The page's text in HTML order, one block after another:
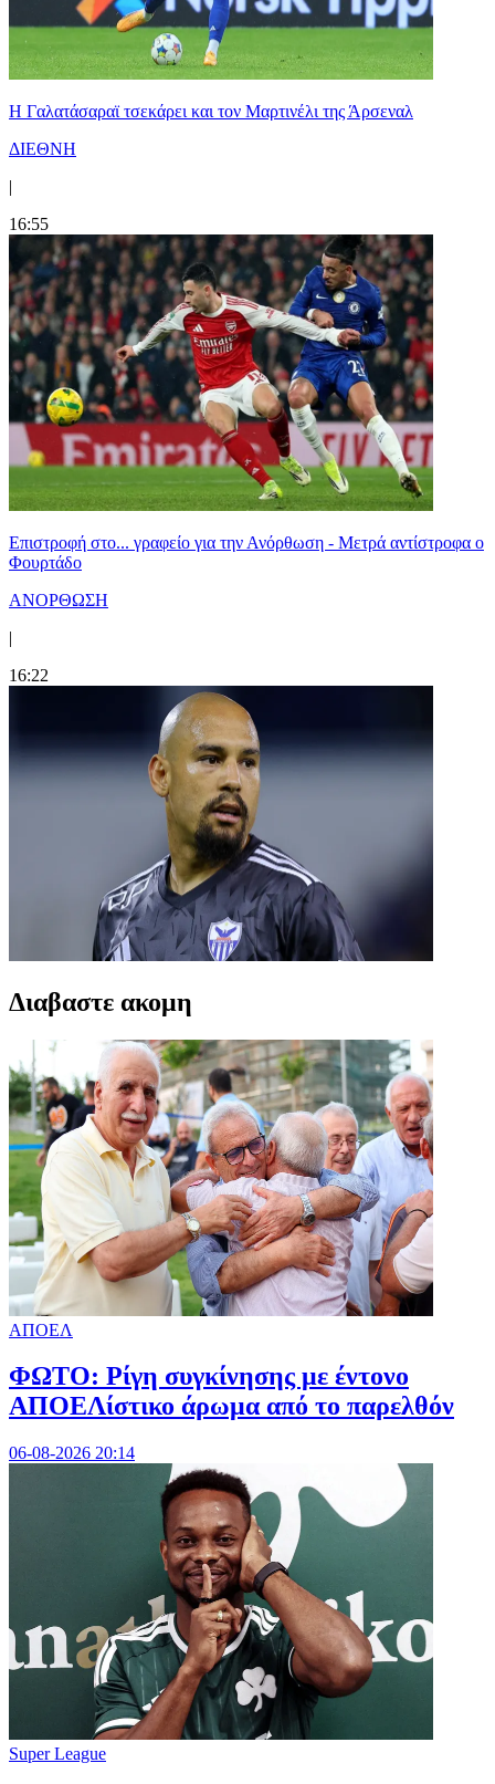
H Γαλατάσαραϊ τσεκάρει και τον Μαρτινέλι της Άρσεναλ
ΔΙΕΘΝΗ
|
16:55
Επιστροφή στο... γραφείο για την Ανόρθωση - Μετρά αντίστροφα ο
Φουρτάδο
ΑΝΟΡΘΩΣΗ
|
16:22
Διαβαστε ακομη
ΑΠΟΕΛ
ΦΩΤΟ: Ρίγη συγκίνησης με έντονο
ΑΠΟΕΛίστικο άρωμα από το παρελθόν
06-08-2026 20:14
Super League